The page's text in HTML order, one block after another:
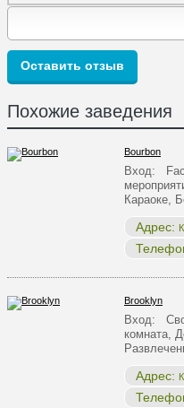
Похожие заведения
Bourbon
Вход:
Караоке,
Адрес:
Brooklyn
Вход:
комната,
Адрес: